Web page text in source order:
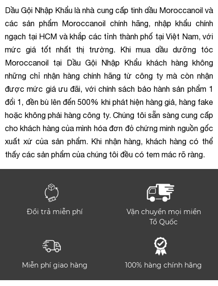
Dầu Gội Nhập Khẩu là nhà cung cấp tinh dầu Moroccanoil và
các sản phẩm Moroccanoil chính hãng, nhập khẩu chính
ngạch tại HCM và khắp các tỉnh thành phố tại Việt Nam, với
mức giá tốt nhất thị trường. Khi mua dầu dưỡng tóc
Moroccanoil tại Dầu Gội Nhập Khẩu khách hàng không
những chỉ nhận hàng chính hãng từ công ty mà còn nhận
được mức giá ưu đãi, với chính sách bảo hành sản phẩm 1
đổi 1, đền bù lên đến 500% khi phát hiện hàng giả, hàng fake
hoặc không phải hàng công ty. Chúng tôi sẵn sàng cung cấp
cho khách hàng của mình hóa đơn đỏ chứng minh nguồn gốc
xuất xứ của sản phẩm. Khi nhận hàng, khách hàng có thể
thấy các sản phẩm của chúng tôi đều có tem mác rõ ràng.
Đổi trả miễn phí
Vận chuyển mọi miền
Tổ Quốc
Miễn phí giao hàng 100% hàng chính hãng